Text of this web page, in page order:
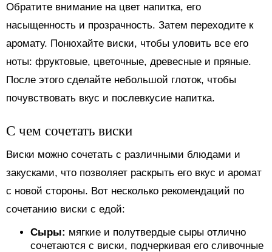
Обратите внимание на цвет напитка, его
насыщенность и прозрачность. Затем переходите к
аромату. Понюхайте виски, чтобы уловить все его
ноты: фруктовые, цветочные, древесные и пряные.
После этого сделайте небольшой глоток, чтобы
почувствовать вкус и послевкусие напитка.
С чем сочетать виски
Виски можно сочетать с различными блюдами и
закусками, что позволяет раскрыть его вкус и аромат
с новой стороны. Вот несколько рекомендаций по
сочетанию виски с едой:
Сыры: мягкие и полутвердые сыры отлично
сочетаются с виски, подчеркивая его сливочные